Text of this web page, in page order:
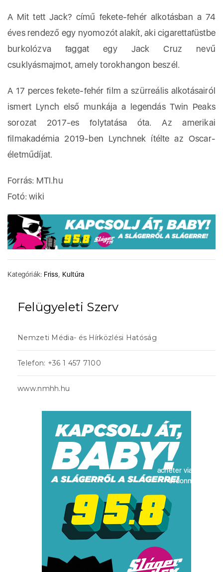
A Mit tett Jack? című fekete-fehér alkotásban a 74
éves rendező egy nyomozót alakít, aki cigarettafüstbe
burkolózva faggat egy Jack Cruz nevű
csuklyásmajmot, amely torokhangon beszél.
A 17 perces fekete-fehér film a szürreális alkotásairól
ismert Lynch első munkája a legendás Twin Peaks
sorozat 2017-es folytatása óta. Az amerikai
filmakadémia 2019-ben Lynchnek ítélte az Oscar-
életműdíjat.
Forrás: MTI.hu
Fotó: wiki
Kategóriák: Friss Kultúra
Felügyeleti Szerv
Nemzeti Média- és Hírközlési Hatóság
Telefon: +36 1 457 7100
www.nmhh.hu
acheter viagra sans
ordonnance